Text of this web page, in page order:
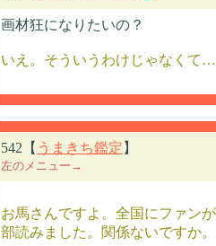
画材狂になりたいの？
いえ。そういうわけじゃなくて
542【 うまきち鑑定 】
左のメニュー→
お馬さんですよ。全国にファン
部読みました。関係ないですか